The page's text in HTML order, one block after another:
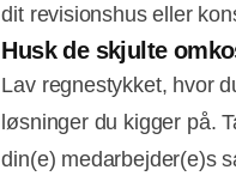
dit revisionshus eller
Husk de skjulte
Lav regnestykket, hvor
løsninger du kigger på.
din(e) medarbejder(e)s